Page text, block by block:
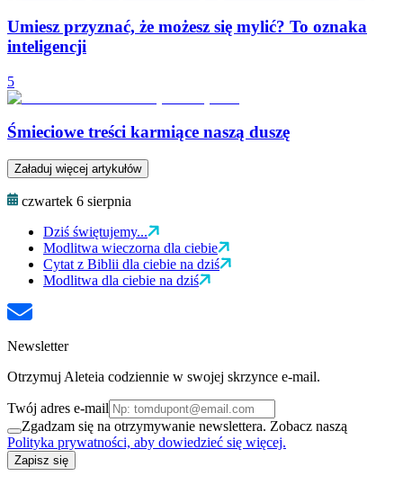
Umiesz przyznać, że możesz się mylić? To oznaka
inteligencji
5
Śmieciowe treści karmiące naszą duszę
Załaduj więcej artykułów
czwartek 6 sierpnia
Dziś świętujemy...
Modlitwa wieczorna dla ciebie
Cytat z Biblii dla ciebie na dziś
Modlitwa dla ciebie na dziś
Newsletter
Otrzymuj Aleteia codziennie w swojej skrzynce e-mail.
Twój adres e-mail
Zgadzam się na otrzymywanie newslettera. Zobacz naszą
Polityka prywatności, aby dowiedzieć się więcej.
Zapisz się